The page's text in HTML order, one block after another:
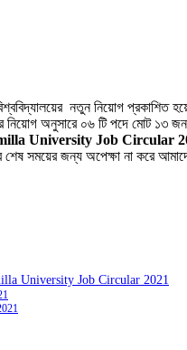
নতুন নিয়োগ প্রকাশিত
নিয়োগ অনুসারে ০৬ টি পদে মোট ১৩
University Job Circular
সময়ের জন্য অপেক্ষা না করে
University Job Circular 2021